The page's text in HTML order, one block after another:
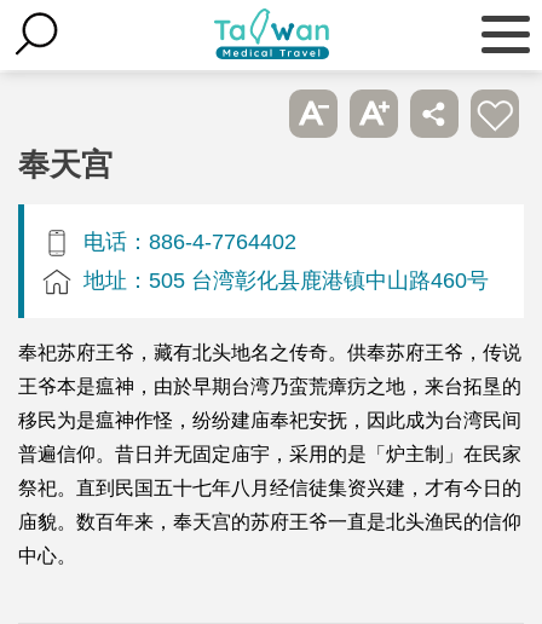
奉天宫
电话：886-4-7764402
地址：505 台湾彰化县鹿港镇中山路460号
奉祀苏府王爷，藏有北头地名之传奇。供奉苏府王爷，传说
王爷本是瘟神，由於早期台湾乃蛮荒瘴疠之地，来台拓垦的
移民为是瘟神作怪，纷纷建庙奉祀安抚，因此成为台湾民间
普遍信仰。昔日并无固定庙宇，采用的是「炉主制」在民家
祭祀。直到民国五十七年八月经信徒集资兴建，才有今日的
庙貌。数百年来，奉天宫的苏府王爷一直是北头渔民的信仰
中心。